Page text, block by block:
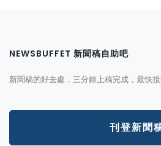
NEWSBUFFET 新聞稿自助吧
新聞稿的好去處，三分鐘上稿完成，最快
刊登新聞